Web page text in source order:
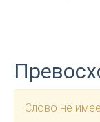
Слово не